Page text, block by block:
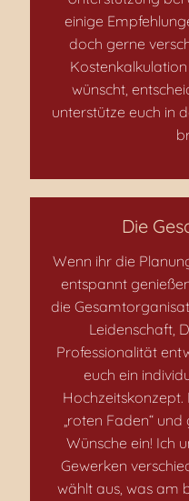
einige
doch gerne
wünscht,
unterstütze euch in
Die
Wenn ihr die
entspannt
die
Leidenschaft,
Professionalität
euch ein
„roten Faden“
Wünsche ein! Ich
Gewerken
wählt aus, was am